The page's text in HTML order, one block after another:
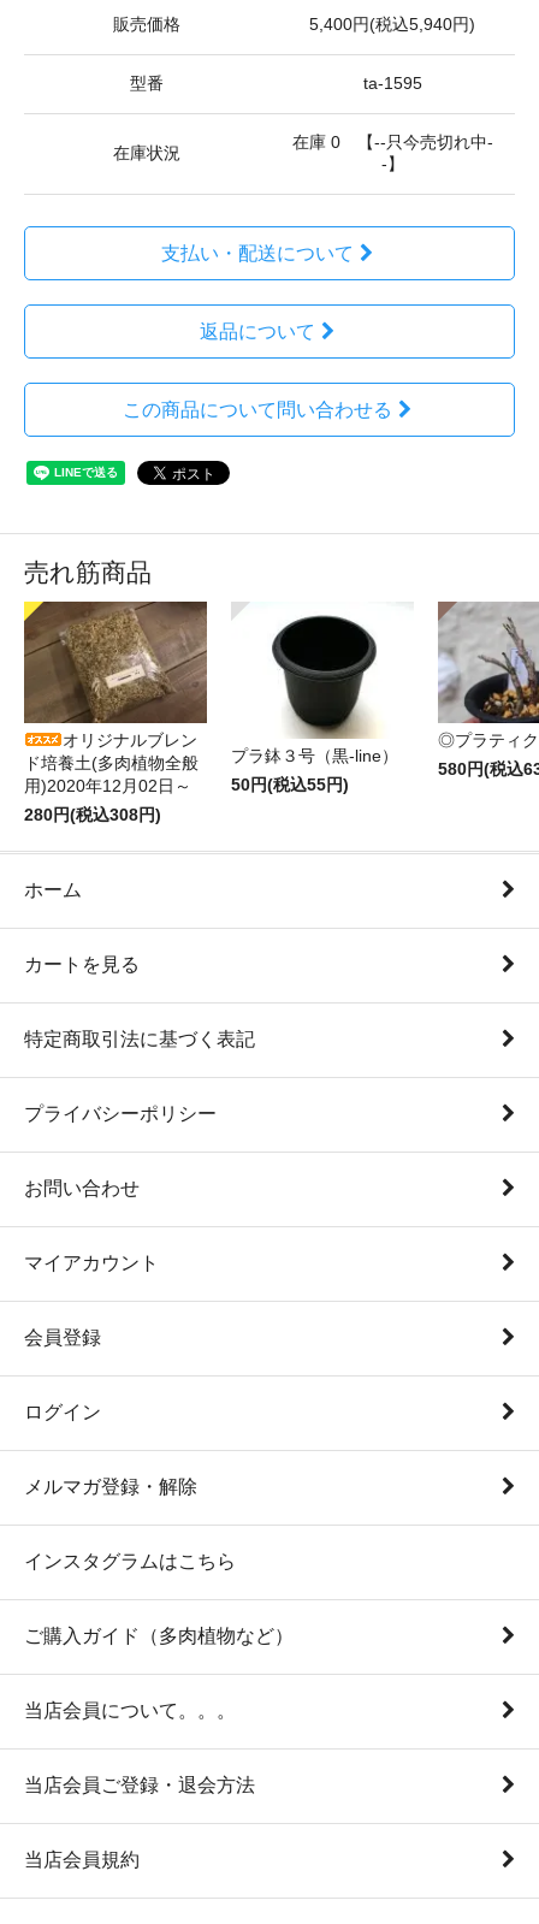
販売価格 5,400円(税込5,940円)
型番 ta-1595
在庫状況
在庫 0 【--只今売切れ中-
-】
支払い・配送について
返品について
この商品について問い合わせる
売れ筋商品
オリジナルブレン
ド培養土(多肉植物全般
用)2020年12月02日～
280円(税込308円)
プラ鉢３号（黒-line）
50円(税込55円)
◎プラティ
580円(税込
ホーム
カートを見る
特定商取引法に基づく表記
プライバシーポリシー
お問い合わせ
マイアカウント
会員登録
ログイン
メルマガ登録・解除
インスタグラムはこちら
ご購入ガイド（多肉植物など）
当店会員について。。。
当店会員ご登録・退会方法
当店会員規約